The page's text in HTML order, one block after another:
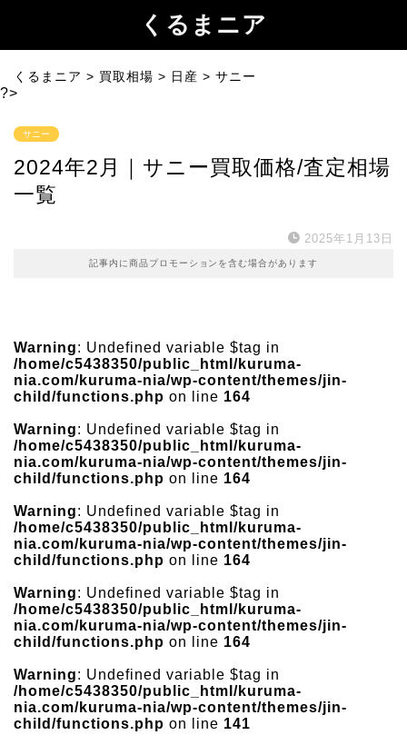
くるまニア
くるまニア > 買取相場 > 日産 > サニー
?>
サニー
2024年2月｜サニー買取価格/査定相場
一覧
2025年1月13日
記事内に商品プロモーションを含む場合があります
Warning: Undefined variable $tag in
/home/c5438350/public_html/kuruma-
nia.com/kuruma-nia/wp-content/themes/jin-
child/functions.php on line 164
Warning: Undefined variable $tag in
/home/c5438350/public_html/kuruma-
nia.com/kuruma-nia/wp-content/themes/jin-
child/functions.php on line 164
Warning: Undefined variable $tag in
/home/c5438350/public_html/kuruma-
nia.com/kuruma-nia/wp-content/themes/jin-
child/functions.php on line 164
Warning: Undefined variable $tag in
/home/c5438350/public_html/kuruma-
nia.com/kuruma-nia/wp-content/themes/jin-
child/functions.php on line 164
Warning: Undefined variable $tag in
/home/c5438350/public_html/kuruma-
nia.com/kuruma-nia/wp-content/themes/jin-
child/functions.php on line 141